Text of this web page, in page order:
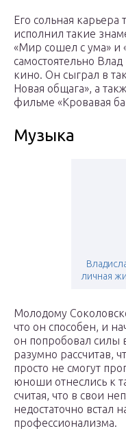
Его сольная
исполнил такие
«Мир сошел с ума» и
самостоятельно
кино. Он сыграл в
Новая общага», а
фильме «Кровавая
Музыка
личная
Молодому
что он способен, и
он попробовал силы
разумно рассчитав,
просто не смогут
юноши отнеслись к
считая, что в свои
недостаточно встал
профессионализма.